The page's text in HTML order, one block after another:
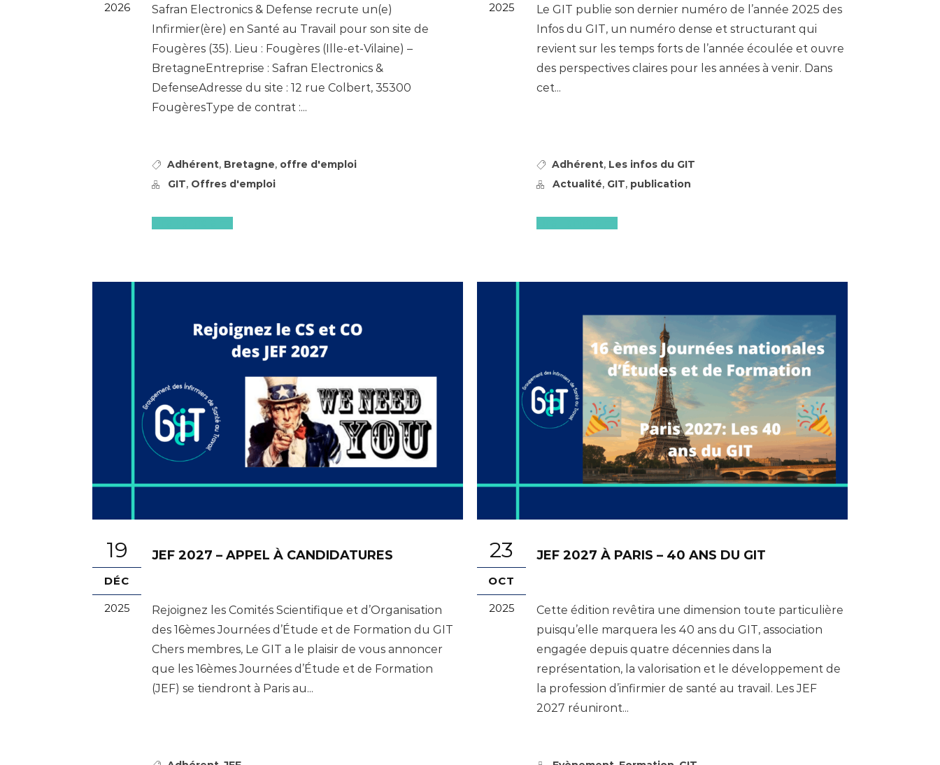
2026
Safran Electronics & Defense recrute un(e)
Infirmier(ère) en Santé au Travail pour son site de
Fougères (35). Lieu : Fougères (Ille-et-Vilaine) –
BretagneEntreprise : Safran Electronics &
DefenseAdresse du site : 12 rue Colbert, 35300
FougèresType de contrat :...
Adhérent, Bretagne, offre d'emploi
GIT, Offres d'emploi
2025
Le GIT publie son dernier numéro de l’année 2025 des
Infos du GIT, un numéro dense et structurant qui
revient sur les temps forts de l’année écoulée et ouvre
des perspectives claires pour les années à venir. Dans
cet...
Adhérent, Les infos du GIT
Actualité, GIT, publication
19
DÉC
2025
JEF 2027 – APPEL À CANDIDATURES
Rejoignez les Comités Scientifique et d’Organisation
des 16èmes Journées d’Étude et de Formation du GIT
Chers membres, Le GIT a le plaisir de vous annoncer
que les 16èmes Journées d’Étude et de Formation
(JEF) se tiendront à Paris au...
23
OCT
2025
JEF 2027 À PARIS – 40 ANS DU GIT
Cette édition revêtira une dimension toute particulière
puisqu’elle marquera les 40 ans du GIT, association
engagée depuis quatre décennies dans la
représentation, la valorisation et le développement de
la profession d’infirmier de santé au travail. Les JEF
2027 réuniront...